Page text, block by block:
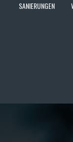
SANIERUNGEN